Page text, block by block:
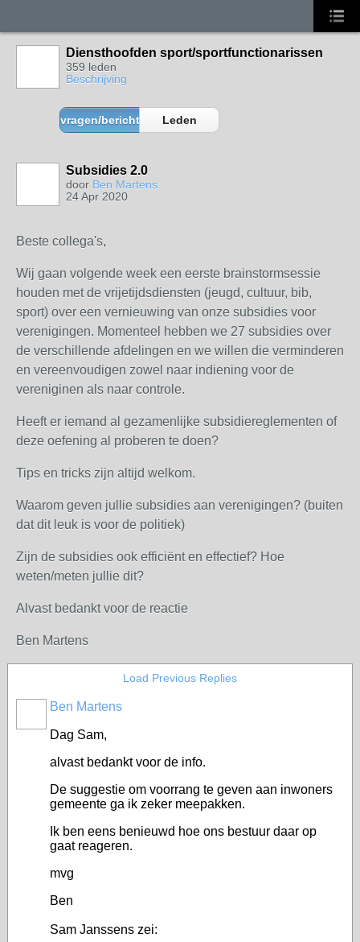
Diensthoofden sport/sportfunctionarissen
359 leden
Beschrijving
vragen/berichten Leden
Subsidies 2.0
door Ben Martens
24 Apr 2020
Beste collega's,
Wij gaan volgende week een eerste brainstormsessie
houden met de vrijetijdsdiensten (jeugd, cultuur, bib,
sport) over een vernieuwing van onze subsidies voor
verenigingen. Momenteel hebben we 27 subsidies over
de verschillende afdelingen en we willen die verminderen
en vereenvoudigen zowel naar indiening voor de
vereniginen als naar controle.
Heeft er iemand al gezamenlijke subsidiereglementen of
deze oefening al proberen te doen?
Tips en tricks zijn altijd welkom.
Waarom geven jullie subsidies aan verenigingen? (buiten
dat dit leuk is voor de politiek)
Zijn de subsidies ook efficiënt en effectief? Hoe
weten/meten jullie dit?
Alvast bedankt voor de reactie
Ben Martens
Load Previous Replies
Ben Martens
Dag Sam,
alvast bedankt voor de info.
De suggestie om voorrang te geven aan inwoners
gemeente ga ik zeker meepakken.
Ik ben eens benieuwd hoe ons bestuur daar op
gaat reageren.
mvg
Ben
Sam Janssens zei: